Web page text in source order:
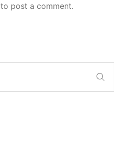
to post a comment.